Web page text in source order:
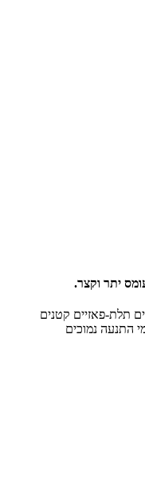
יתר וקצר.
תלת-פאזיים קטנים